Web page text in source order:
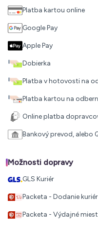
Platba kartou online
Google Pay
Apple Pay
Dobierka
Platba v hotovosti na
Platba kartou na
Online platba
Bankový prevod, alebo
Možnosti dopravy
GLS Kuriér
Packeta - Dodanie
Packeta - Výdajné